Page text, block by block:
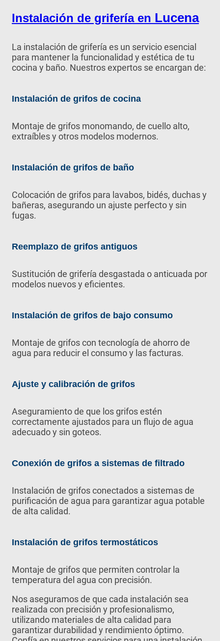
Instalación de grifería en Lucena
La instalación de grifería es un servicio esencial
para mantener la funcionalidad y estética de tu
cocina y baño. Nuestros expertos se encargan de:
Instalación de grifos de cocina
Montaje de grifos monomando, de cuello alto,
extraíbles y otros modelos modernos.
Instalación de grifos de baño
Colocación de grifos para lavabos, bidés, duchas y
bañeras, asegurando un ajuste perfecto y sin
fugas.
Reemplazo de grifos antiguos
Sustitución de grifería desgastada o anticuada por
modelos nuevos y eficientes.
Instalación de grifos de bajo consumo
Montaje de grifos con tecnología de ahorro de
agua para reducir el consumo y las facturas.
Ajuste y calibración de grifos
Aseguramiento de que los grifos estén
correctamente ajustados para un flujo de agua
adecuado y sin goteos.
Conexión de grifos a sistemas de filtrado
Instalación de grifos conectados a sistemas de
purificación de agua para garantizar agua potable
de alta calidad.
Instalación de grifos termostáticos
Montaje de grifos que permiten controlar la
temperatura del agua con precisión.
Nos aseguramos de que cada instalación sea
realizada con precisión y profesionalismo,
utilizando materiales de alta calidad para
garantizar durabilidad y rendimiento óptimo.